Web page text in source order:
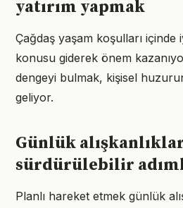
yatırım yapmak
Çağdaş yaşam koşulları içinde
konusu giderek önem
dengeyi bulmak, kişisel
geliyor.
Günlük
sürdürülebilir
Planlı hareket etmek günlük